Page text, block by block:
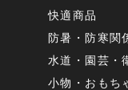
快適商品
防暑・防寒関
水道・園芸・
小物・おもち